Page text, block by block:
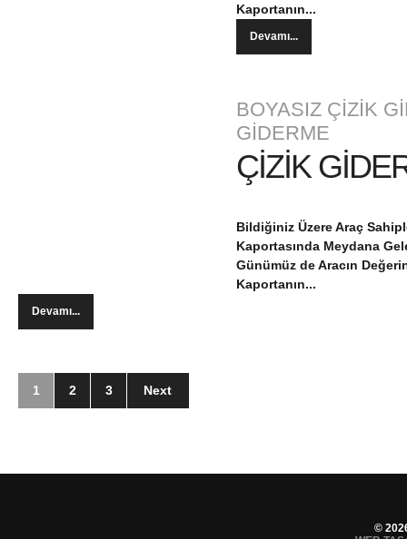
Kaportanın...
Devamı...
BOYASIZ ÇİZİK
GİDERME
ÇİZİK
Bildiğiniz Üzere Araç
Kaportasında Meydana
Günümüz de Aracın
Kaportanın...
Devamı...
1 2 3 Next
©